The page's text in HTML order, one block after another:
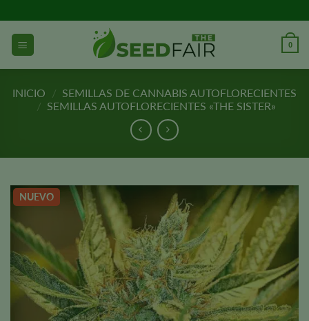
al
contenido
0
INICIO / SEMILLAS DE CANNABIS AUTOFLORECIENTES
/ SEMILLAS AUTOFLORECIENTES «THE SISTER»
NUEVO